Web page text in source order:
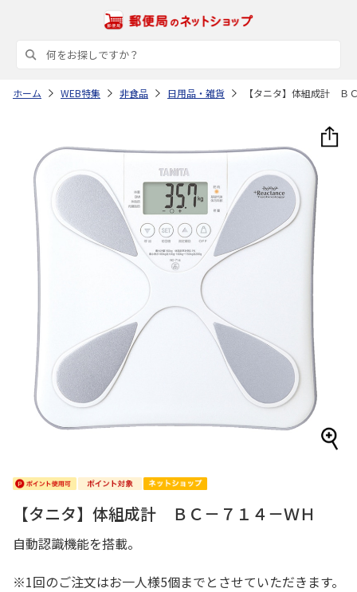
ホーム WEB特集 非食品 日用品・雑貨 【タニタ】体組成計 Ｂ
【タニタ】体組成計 ＢＣ－７１４－ＷＨ
自動認識機能を搭載。
※1回のご注文はお一人様5個までとさせていただきます。